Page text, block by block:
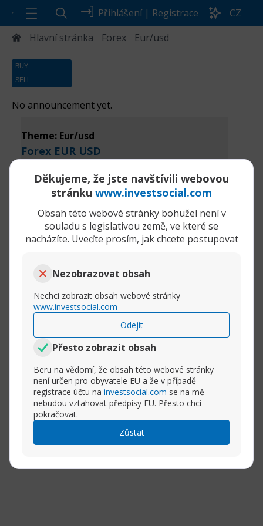
Přihlášení| Registrace
CZ
Hlavní stránka
Forex Eur/usd
Děkujeme, že jste navštívili webovou
stránku www.investsocial.com
Obsah této webové stránky bohužel není v
souladu s legislativou země, ve které se
nacházíte. Uveďte prosím, jak chcete postupovat
Nezobrazovat obsah
Nechci zobrazit obsah webové stránky
www.investsocial.com
Odejít
Přesto zobrazit obsah
Beru na vědomí, že obsah této webové stránky
není určen pro obyvatele EU a že v případě
registrace účtu na investsocial.com se na mě
nebudou vztahovat předpisy EU. Přesto chci
pokračovat.
Zůstat
No announcement yet.
Theme: Eur/usd
Forex EUR USD
příspěvky
příspěvky
Načítání